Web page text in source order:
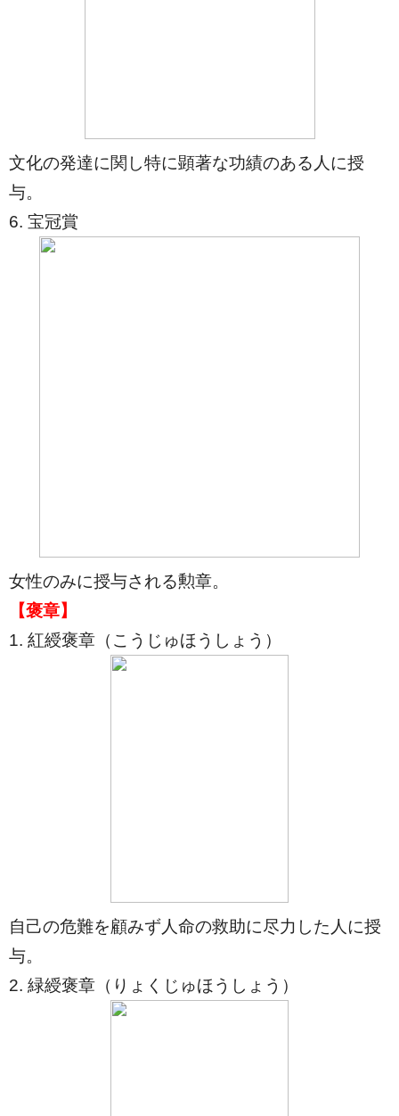
文化の発達に関し特に顕著な功績のある人に授
与。
6. 宝冠賞
女性のみに授与される勲章。
【褒章】
1. 紅綬褒章（こうじゅほうしょう）
自己の危難を顧みず人命の救助に尽力した人に授
与。
2. 緑綬褒章（りょくじゅほうしょう）